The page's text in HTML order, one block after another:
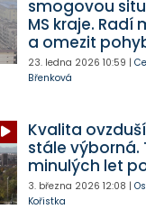
smogovou
MS kraje. Radí
a omezit
23. ledna 2026 10:59 |
Břenková
Kvalita
stále výborná.
minulých let
3. března 2026 12:08 |
Kořistka